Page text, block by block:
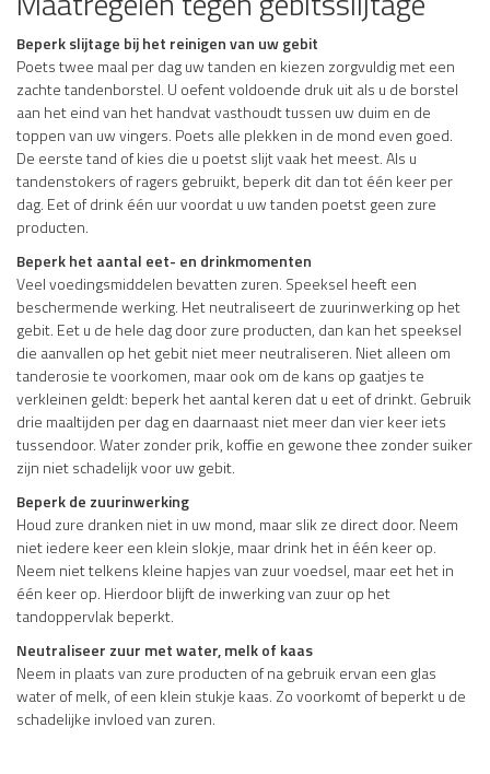
Beperk slijtage bij het reinigen van uw gebit
Poets twee maal per dag uw tanden en kiezen zorgvuldig met een
zachte tandenborstel. U oefent voldoende druk uit als u de borstel
aan het eind van het handvat vasthoudt tussen uw duim en de
toppen van uw vingers. Poets alle plekken in de mond even goed.
De eerste tand of kies die u poetst slijt vaak het meest. Als u
tandenstokers of ragers gebruikt, beperk dit dan tot één keer per
dag. Eet of drink één uur voordat u uw tanden poetst geen zure
producten.
Beperk het aantal eet- en drinkmomenten
Veel voedingsmiddelen bevatten zuren. Speeksel heeft een
beschermende werking. Het neutraliseert de zuurinwerking op het
gebit. Eet u de hele dag door zure producten, dan kan het speeksel
die aanvallen op het gebit niet meer neutraliseren. Niet alleen om
tanderosie te voorkomen, maar ook om de kans op gaatjes te
verkleinen geldt: beperk het aantal keren dat u eet of drinkt. Gebruik
drie maaltijden per dag en daarnaast niet meer dan vier keer iets
tussendoor. Water zonder prik, koffie en gewone thee zonder suiker
zijn niet schadelijk voor uw gebit.
Beperk de zuurinwerking
Houd zure dranken niet in uw mond, maar slik ze direct door. Neem
niet iedere keer een klein slokje, maar drink het in één keer op.
Neem niet telkens kleine hapjes van zuur voedsel, maar eet het in
één keer op. Hierdoor blijft de inwerking van zuur op het
tandoppervlak beperkt.
Neutraliseer zuur met water, melk of kaas
Neem in plaats van zure producten of na gebruik ervan een glas
water of melk, of een klein stukje kaas. Zo voorkomt of beperkt u de
schadelijke invloed van zuren.